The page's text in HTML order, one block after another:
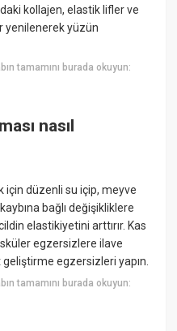
kollajen, elastik lifler ve
yenilenerek yüzün
tamamını burada okuyun:
nasıl
için düzenli su içip, meyve
bağlı değişikliklere
elastikiyetini arttırır. Kas
egzersizlere ilave
geliştirme egzersizleri yapın.
tamamını burada okuyun: